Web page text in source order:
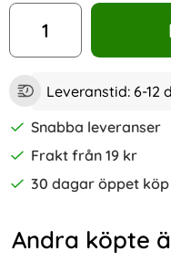
antal
Leveranstid: 6-12
Snabba leveranser
Frakt från 19 kr
30 dagar öppet köp
Andra köpte